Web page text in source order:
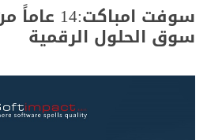
سوفت
سوق الحلول الرقمية